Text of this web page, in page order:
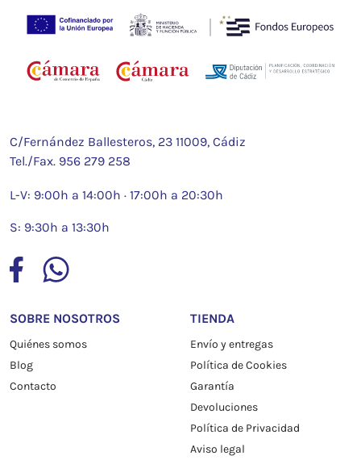
C/Fernández Ballesteros, 23 11009, Cádiz
Tel./Fax. 956 279 258
L-V: 9:00h a 14:00h · 17:00h a 20:30h
S: 9:30h a 13:30h
SOBRE NOSOTROS
Quiénes somos
Blog
Contacto
TIENDA
Envío y entregas
Política de Cookies
Garantía
Devoluciones
Política de Privacidad
Aviso legal